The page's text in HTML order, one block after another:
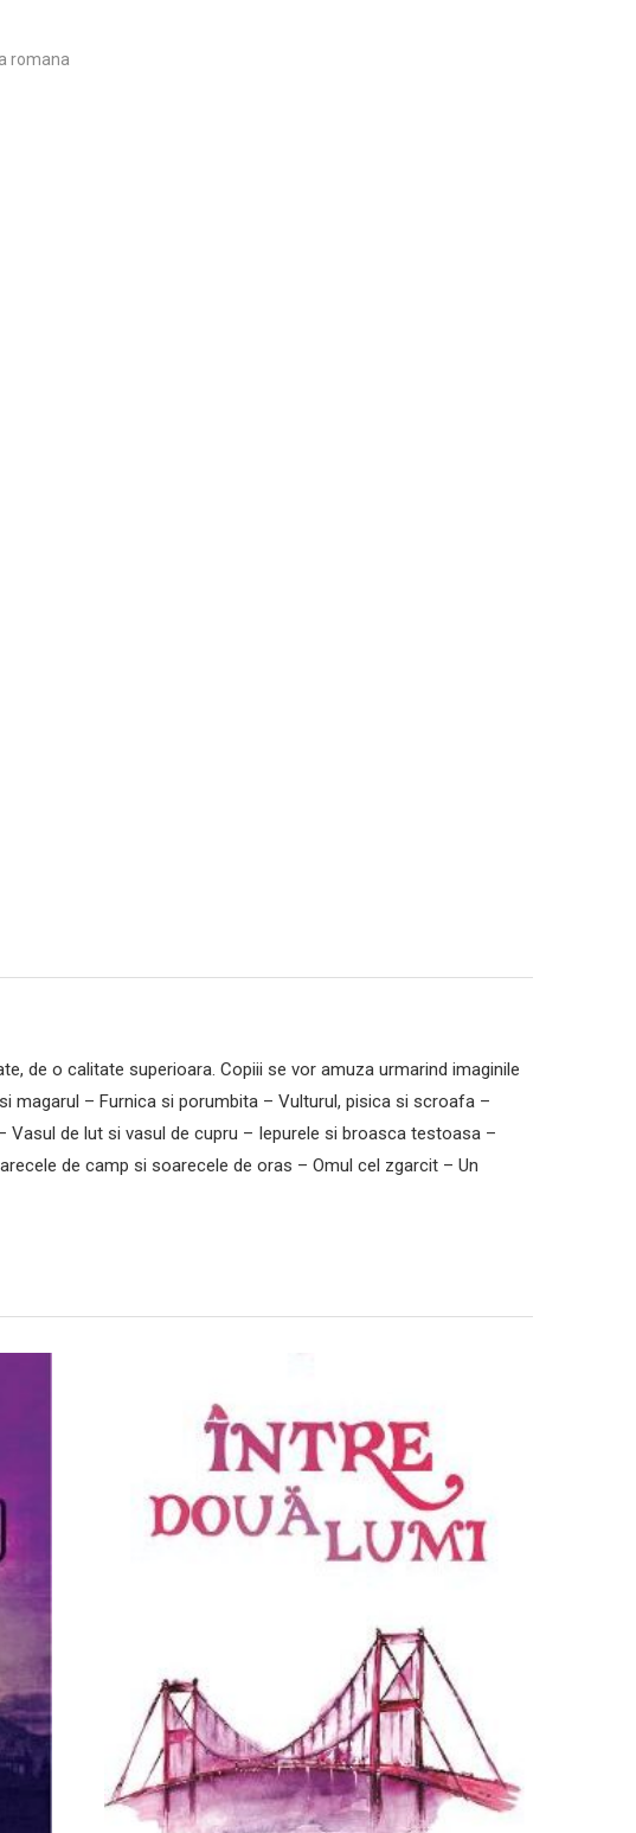
romana
de o calitate superioara. Copiii se vor amuza urmarind imaginile
magarul – Furnica si porumbita – Vulturul, pisica si scroafa –
de lut si vasul de cupru – Iepurele si broasca testoasa –
de camp si soarecele de oras – Omul cel zgarcit – Un